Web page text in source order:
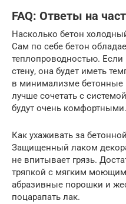
FAQ: Ответы на
Насколько бетон
Сам по себе бетон
теплопроводностью.
стену, она будет иметь
в минимализме бетонные
лучше сочетать с
будут очень комфортными.
Как ухаживать за
Защищенный лаком
не впитывает грязь.
тряпкой с мягким
абразивные порошки и
поцарапать лак.